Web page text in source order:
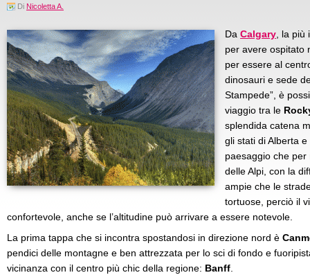
Di Nicoletta A.
Da Calgary , la
per avere ospitato
per essere al
dinosauri e sede
Stampede”, è
viaggio tra le
splendida catena
gli stati di Alberta
paesaggio che
delle Alpi, con la
ampie che le
tortuose, perciò il
confortevole, anche se l’altitudine può arrivare a essere notevole.
La prima tappa che si incontra spostandosi in direzione nord è
pendici delle montagne e ben attrezzata per lo sci di fondo e
vicinanza con il centro più chic della regione: Banff